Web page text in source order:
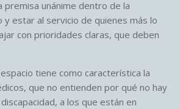
premisa unánime dentro de la
estar al servicio de quienes más lo
con prioridades claras, que deben
tiene como característica la
que no entienden por qué no hay
a los que están en